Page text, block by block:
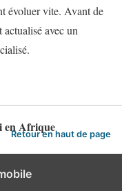
évoluer vite. Avant de
avec un
en Afrique
Retour en haut de page